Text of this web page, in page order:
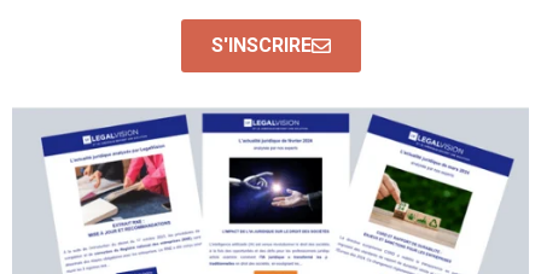
S'INSCRIRE